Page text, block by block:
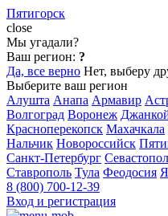
Пятигорск
close
Мы угадали?
Ваш регион: ?
Да, все верно Нет, выберу
Выберите ваш регион
Алушта Анапа Армавир
Волгоград Воронеж
Красноперекопск Махачкала
Нальчик Новороссийск
Санкт-Петербург
Ставрополь Тула Феодосия
8 (800) 700-12-39
Вход и регистрация